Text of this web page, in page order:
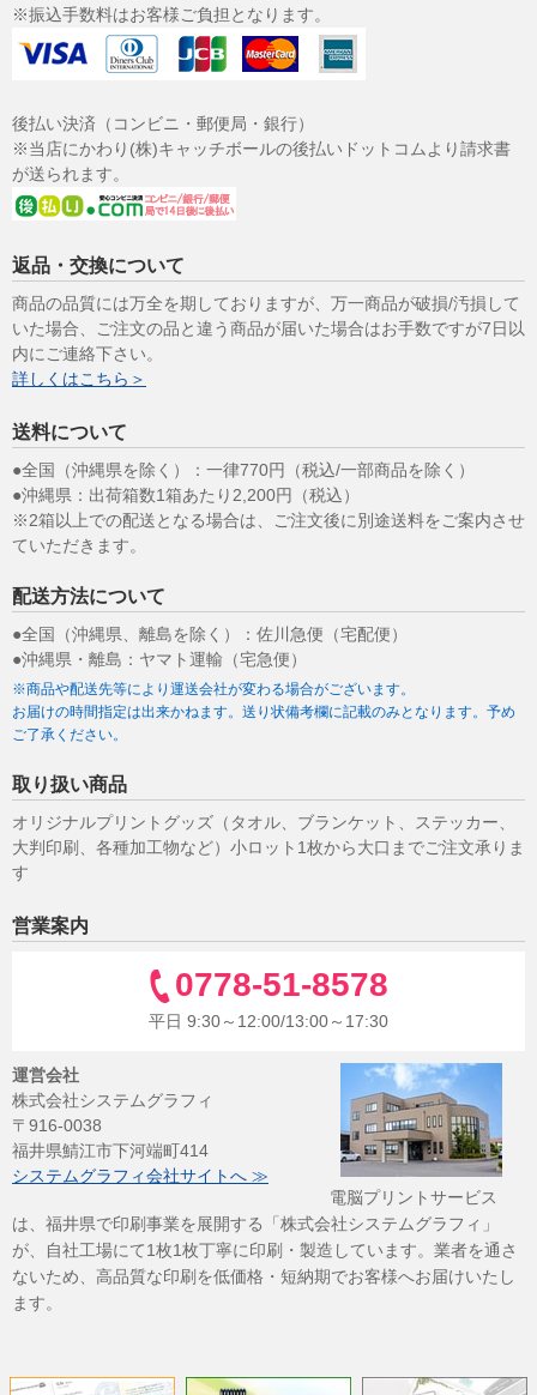
※振込手数料はお客様ご負担となります。
後払い決済（コンビニ・郵便局・銀行）
※当店にかわり(株)キャッチボールの後払いドットコムより請求書
が送られます。
返品・交換について
商品の品質には万全を期しておりますが、万一商品が破損/汚損して
いた場合、ご注文の品と違う商品が届いた場合はお手数ですが7日以
内にご連絡下さい。
詳しくはこちら＞
送料について
●全国（沖縄県を除く）：一律770円（税込/一部商品を除く）
●沖縄県：出荷箱数1箱あたり2,200円（税込）
※2箱以上での配送となる場合は、ご注文後に別途送料をご案内させ
ていただきます。
配送方法について
●全国（沖縄県、離島を除く）：佐川急便（宅配便）
●沖縄県・離島：ヤマト運輸（宅急便）
※商品や配送先等により運送会社が変わる場合がございます。
お届けの時間指定は出来かねます。送り状備考欄に記載のみとなります。予め
ご了承ください。
取り扱い商品
オリジナルプリントグッズ（タオル、ブランケット、ステッカー、
大判印刷、各種加工物など）小ロット1枚から大口までご注文承りま
す
営業案内
0778-51-8578
平日 9:30～12:00/13:00～17:30
運営会社
株式会社システムグラフィ
〒916-0038
福井県鯖江市下河端町414
システムグラフィ会社サイトへ ≫
電脳プリントサービス
は、福井県で印刷事業を展開する「株式会社システムグラフィ」
が、自社工場にて1枚1枚丁寧に印刷・製造しています。業者を通さ
ないため、高品質な印刷を低価格・短納期でお客様へお届けいたし
ます。